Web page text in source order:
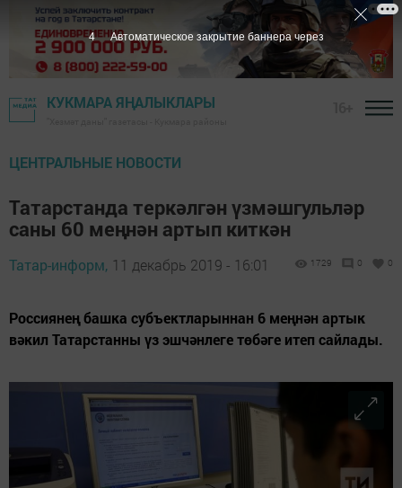
КУКМАРА ЯҢАЛЫКЛАРЫ
ЦЕНТРАЛЬНЫЕ НОВОСТИ
Татарстанда теркәлгән үзмәшгульләр
саны 60 меңнән артып киткән
Татар-информ, 11 декабрь 2019 - 16:01 1729 0 0
Россиянең башка субъектларыннан 6 меңнән артык
вәкил Татарстанны үз эшчәнлеге төбәге итеп сайлады.
3 Автоматическое закрытие баннера через